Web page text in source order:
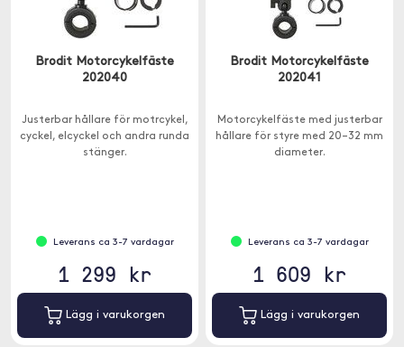
Brodit Motorcykelfäste
202040
Justerbar hållare för motrcykel,
cyckel, elcyckel och andra runda
stänger.
Leverans ca 3-7 vardagar
1 299 kr
Lägg i varukorgen
Brodit Motorcykelfäste
202041
Motorcykelfäste med justerbar
hållare för styre med 20–32 mm
diameter.
Leverans ca 3-7 vardagar
1 609 kr
Lägg i varukorgen